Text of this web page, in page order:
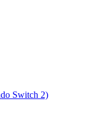
Switch 2)